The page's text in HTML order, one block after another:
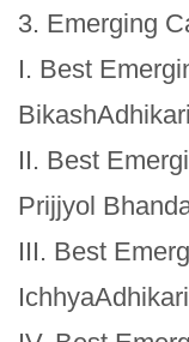
3. Emerging
I. Best
BikashAdhikari
II. Best
Prijjyol
III. Best
IchhyaAdhikari